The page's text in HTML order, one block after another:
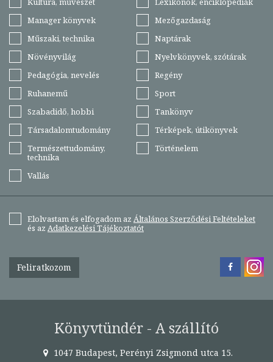
Manager könyvek
Mezőgazdaság
Műszaki, technika
Naptárak
Növényvilág
Nyelvkönyvek, szótárak
Pedagógia, nevelés
Regény
Ruhanemű
Sport
Szabadidő, hobbi
Tankönyv
Társadalomtudomány
Térképek, útikönyvek
Természettudomány,
technika
Történelem
Vallás
Elolvastam és elfogadom az Általános Szerződési Feltételeket
és az Adatkezelési Tájékoztatót
Feliratkozom
Könyvtündér - A szállító
1047 Budapest, Perényi Zsigmond utca 15.